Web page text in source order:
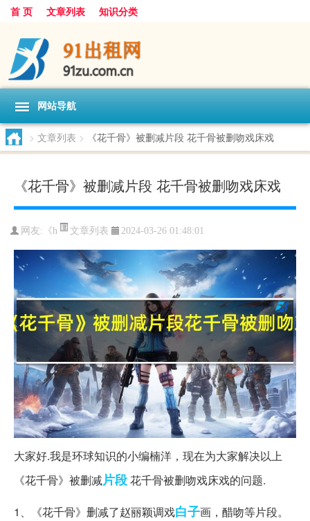
首 页 文章列表 知识分类
网站导航
> 文章列表 > 《花千骨》被删减片段 花千骨被删吻戏床戏
《花千骨》被删减片段 花千骨被删吻戏床戏
网友: 《h 文章列表 2024-03-26 01:48:01
大家好.我是环球知识的小编楠洋，现在为大家解决以上
《花千骨》被删减片段花千骨被删吻戏床戏的问题.
1、《花千骨》删减了赵丽颖调戏白子画，醋吻等片段。